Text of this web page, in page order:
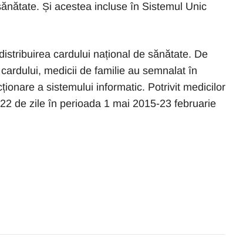
Și acestea incluse în Sistemul Unic
cardului național de sănătate. De
medicii de familie au semnalat în
a sistemului informatic. Potrivit medicilor
de zile în perioada 1 mai 2015-23 februarie